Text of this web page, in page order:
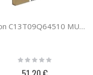
Epson C13T09Q64510 MULTIPACK 4-COLOURS 503 EASYMAIL
Rating: